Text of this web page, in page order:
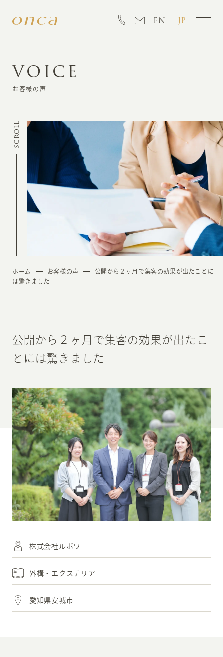
EN JP
INFORMATION
CREATION
MARKETING
VOICE
お客様の声
SCROLL
ホーム お客様の声
公開から２ヶ月で集客の効果が出たことに
は驚きました
公開から２ヶ月で集客の効果が出たこ
とには驚きました
株式会社ルボワ
外構・エクステリア
愛知県安城市